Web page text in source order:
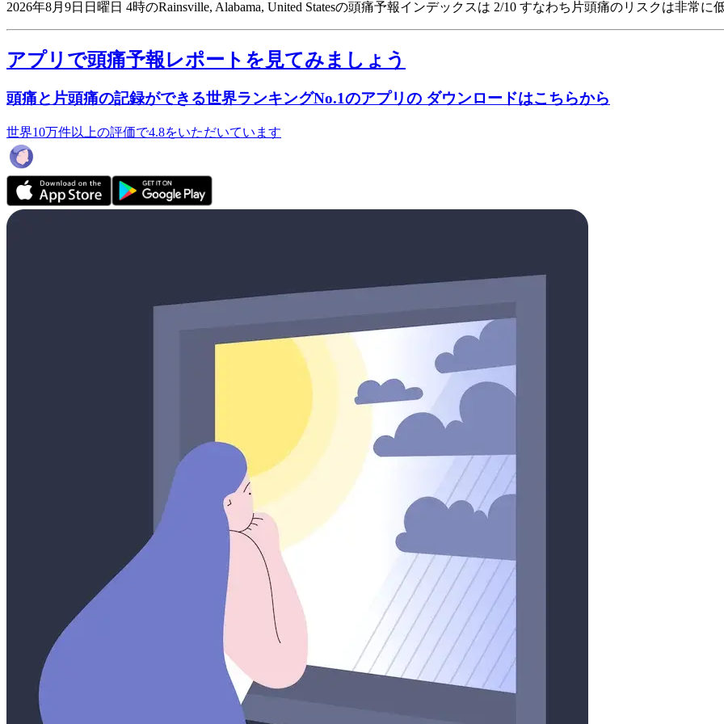
2026年8月9日日曜日 4時のRainsville, Alabama, United Statesの頭痛予報インデックスは 2/10 すなわち片頭痛のリスクは非常に
アプリで頭痛予報レポートを見てみましょう
頭痛と片頭痛の記録ができる世界ランキングNo.1のアプリの ダウンロードはこちらから
世界10万件以上の評価で4.8をいただいています